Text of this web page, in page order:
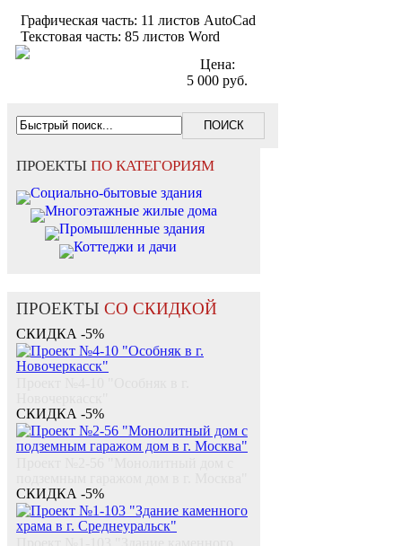
Графическая часть: 11 листов AutoCad
Текстовая часть: 85 листов Word
Цена:
5 000 руб.
ПРОЕКТЫ ПО КАТЕГОРИЯМ
Социально-бытовые здания
Многоэтажные жилые дома
Промышленные здания
Коттеджи и дачи
ПРОЕКТЫ СО СКИДКОЙ
СКИДКА -5%
СКИДКА -5%
СКИДКА -5%